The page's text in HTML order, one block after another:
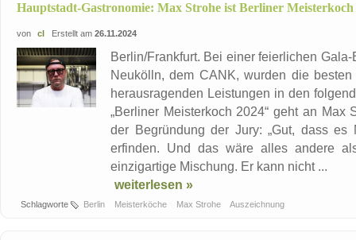
Hauptstadt-Gastronomie: Max Strohe ist Berliner Meisterkoch
von cl Erstellt am 26.11.2024
Berlin/Frankfurt. Bei einer feierlichen
Neukölln, dem CANK, wurden die
herausragenden Leistungen in den
„Berliner Meisterkoch 2024“ geht an Max
der Begründung der Jury: „Gut, dass
erfinden. Und das wäre alles andere
einzigartige Mischung. Er kann nicht ...
weiterlesen »
Schlagworte Berlin Meisterköche Max Strohe Auszeichnung